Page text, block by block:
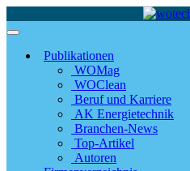
Publikationen
WOMag
WOClean
Beruf und Karriere
AK Energietechnik
Branchen-News
Top-Artikel
Autoren